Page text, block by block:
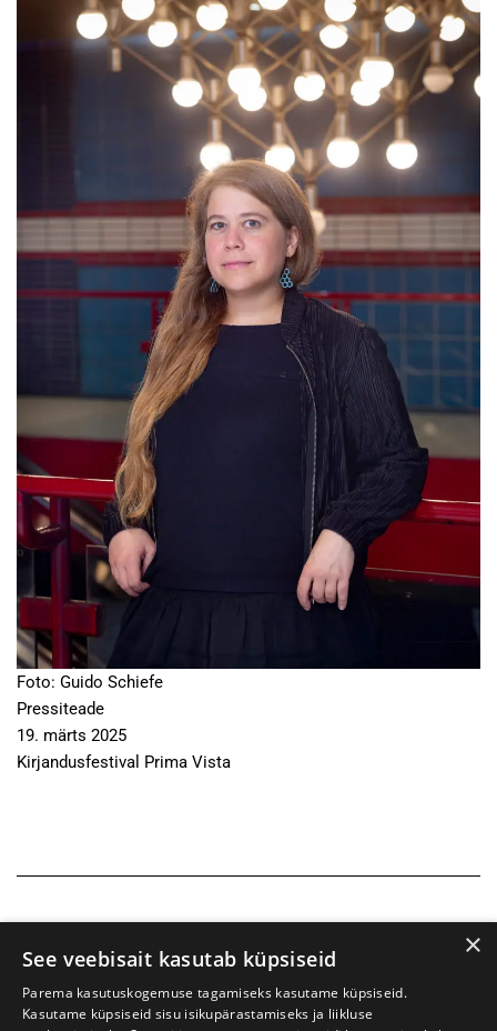
Foto: Guido Schiefe
Pressiteade
19. märts 2025
Kirjandusfestival Prima Vista
×
See veebisait kasutab küpsiseid
Parema kasutuskogemuse tagamiseks kasutame küpsiseid.
Kasutame küpsiseid sisu isikupärastamiseks ja liikluse